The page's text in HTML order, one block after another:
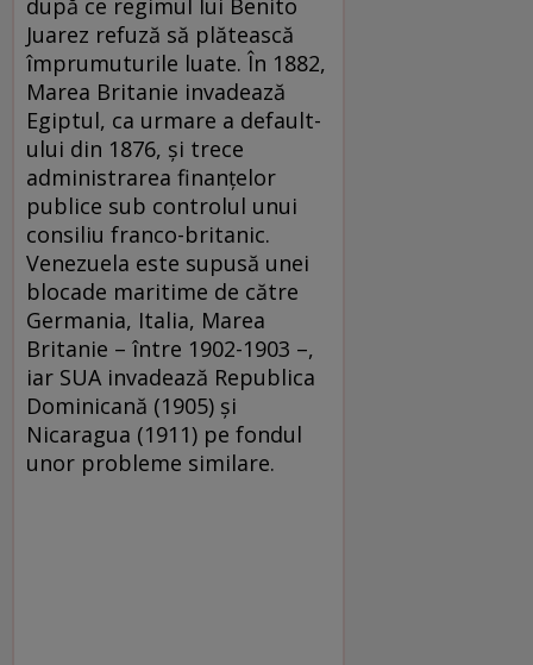
după ce regimul lui Benito
Juarez refuză să plătească
împrumuturile luate. În 1882,
Marea Britanie invadează
Egiptul, ca urmare a default-
ului din 1876, şi trece
administrarea finanţelor
publice sub controlul unui
consiliu franco-britanic.
Venezuela este supusă unei
blocade maritime de către
Germania, Italia, Marea
Britanie – între 1902-1903 –,
iar SUA invadează Republica
Dominicană (1905) şi
Nicaragua (1911) pe fondul
unor probleme similare.